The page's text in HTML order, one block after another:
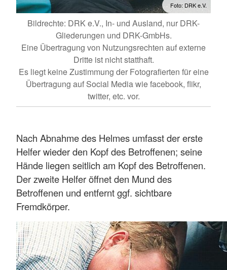
Foto: DRK e.V.
Bildrechte: DRK e.V., In- und Ausland, nur DRK-
Gliederungen und DRK-GmbHs.
Eine Übertragung von Nutzungsrechten auf externe
Dritte ist nicht statthaft.
Es liegt keine Zustimmung der Fotografierten für eine
Übertragung auf Social Media wie facebook, flikr,
twitter, etc. vor.
Nach Abnahme des Helmes umfasst der erste
Helfer wieder den Kopf des Betroffenen; seine
Hände liegen seitlich am Kopf des Betroffenen.
Der zweite Helfer öffnet den Mund des
Betroffenen und entfernt ggf. sichtbare
Fremdkörper.